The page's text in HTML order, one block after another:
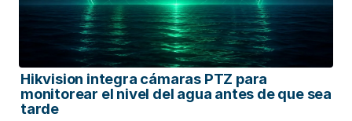
Hikvision integra cámaras PTZ para
monitorear el nivel del agua antes de que sea
tarde